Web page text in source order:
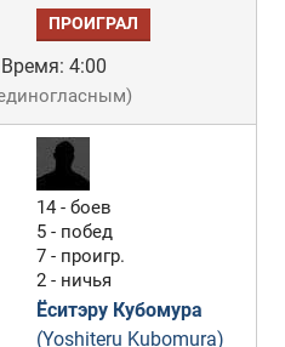
ПРОИГРАЛ
Время: 4:00
)
14 - боев
5 - побед
7 - проигр.
2 - ничья
Ёситэру Кубомура
(Yoshiteru Kubomura)